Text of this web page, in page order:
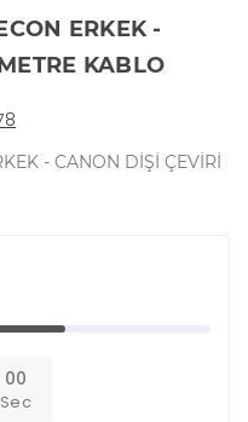
ERKEK -
KABLO
- CANON DİŞİ ÇEVİRİ
00
Sec